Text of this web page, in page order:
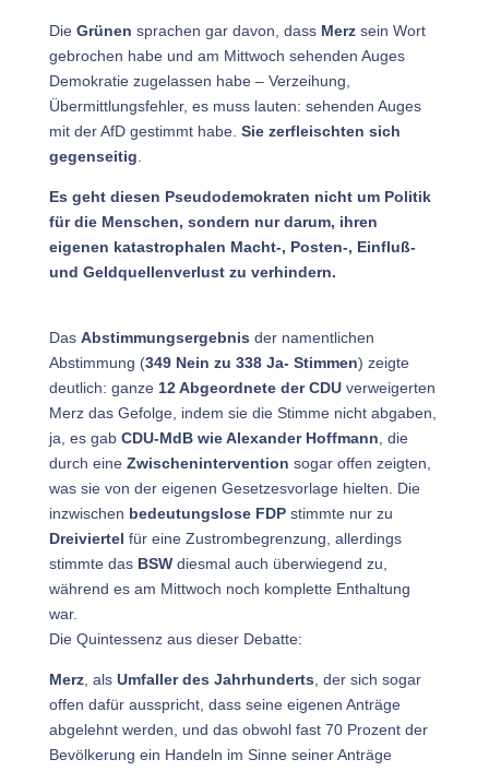
Die Grünen sprachen gar davon, dass Merz sein Wort
gebrochen habe und am Mittwoch sehenden Auges
Demokratie zugelassen habe – Verzeihung,
Übermittlungsfehler, es muss lauten: sehenden Auges
mit der AfD gestimmt habe. Sie zerfleischten sich
gegenseitig
Es geht diesen Pseudodemokraten nicht um Politik
für die Menschen, sondern nur darum, ihren
eigenen katastrophalen Macht-, Posten-, Einfluß-
und Geldquellenverlust zu verhindern.
Das Abstimmungsergebnis der namentlichen
Abstimmung (349 Nein zu 338 Ja- Stimmen) zeigte
deutlich: ganze 12 Abgeordnete der CDUverweigerten
Merz das Gefolge, indem sie die Stimme nicht abgaben,
ja, es gab CDU-MdB wie Alexander Hoffmann , die
durch eine Zwischenintervention sogar offen zeigten,
was sie von der eigenen Gesetzesvorlage hielten. Die
inzwischen bedeutungslose FDPstimmte nur zu
Dreiviertel für eine Zustrombegrenzung, allerdings
stimmte das BSWdiesmal auch überwiegend zu,
während es am Mittwoch noch komplette Enthaltung
war.
Die Quintessenz aus dieser Debatte:
Merz, als Umfaller des Jahrhunderts , der sich sogar
offen dafür ausspricht, dass seine eigenen Anträge
abgelehnt werden, und das obwohl fast 70 Prozent der
Bevölkerung ein Handeln im Sinne seiner Anträge